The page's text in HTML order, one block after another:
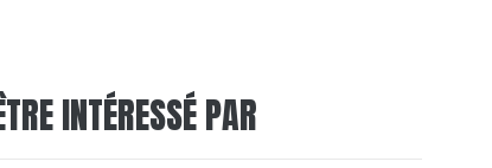
INTÉRESSÉ PAR